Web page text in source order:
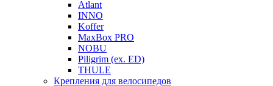
Atlant
INNO
Koffer
MaxBox PRO
NOBU
Piligrim (ex. ED)
THULE
Крепления для велосипедов